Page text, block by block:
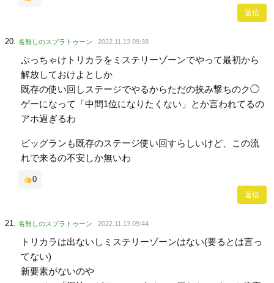
返信
名無しのスプラトゥーン 2022.11.13 09:38
ぶっちゃけトリカラをミステリーゾーンでやって最初から
解放しておけよとしか
既存の使い回しステージでやるからただの挟み撃ちのク◯
ゲーになって「中間1位になりたくない」とか言われてるの
アホ過ぎるわ
ビッグランも既存のステージ使い回すらしいけど、この流
れで来るの不安しか無いわ
0
返信
名無しのスプラトゥーン 2022.11.13 09:44
トリカラは出ないしミステリーゾーンはない(要るとは言っ
てない)
新要素がないのや